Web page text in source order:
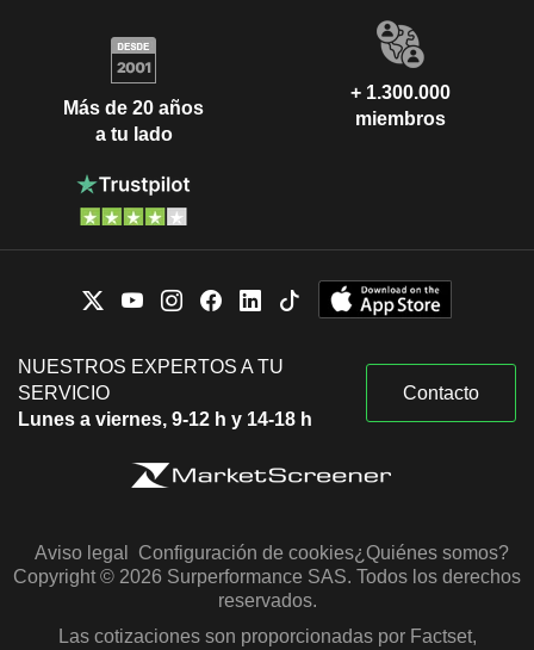
Más de 20 años
a tu lado
+ 1.300.000
miembros
NUESTROS EXPERTOS A TU
SERVICIO
Lunes a viernes, 9-12 h y 14-18 h
Contacto
Aviso legal Configuración de cookies¿Quiénes somos?
Copyright © 2026 Surperformance SAS. Todos los derechos
reservados.
Las cotizaciones son proporcionadas por Factset,